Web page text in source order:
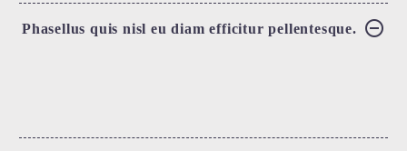
Phasellus quis nisl eu diam efficitur pellentesque.